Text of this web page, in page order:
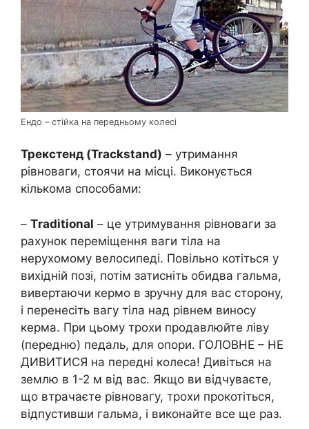
Ендо – стійка на передньому колесі
Трекстенд (Trackstand) – утримання
рівноваги, стоячи на місці. Виконується
кількома способами:
– Тraditional – це утримування рівноваги за
рахунок переміщення ваги тіла на
нерухомому велосипеді. Повільно котіться у
вихідній позі, потім затисніть обидва гальма,
вивертаючи кермо в зручну для вас сторону,
і перенесіть вагу тіла над рівнем виносу
керма. При цьому трохи продавлюйте ліву
(передню) педаль, для опори. ГОЛОВНЕ – НЕ
ДИВИТИСЯ на передні колеса! Дивіться на
землю в 1-2 м від вас. Якщо ви відчуваєте,
що втрачаєте рівновагу, трохи прокотіться,
відпустивши гальма, і виконайте все ще раз.